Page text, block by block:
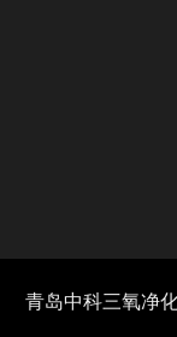
青岛中科三氧净